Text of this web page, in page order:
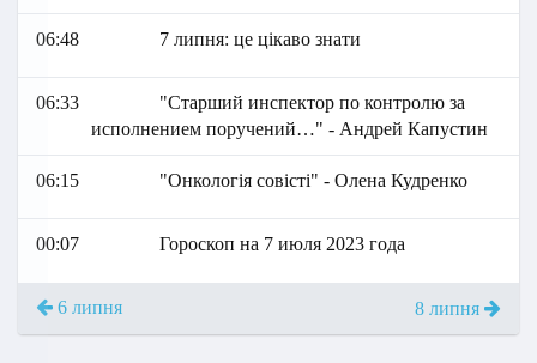
06:48 7 липня: це цікаво знати
06:33
"Старший инспектор по контролю за
исполнением поручений…" - Андрей Капустин
06:15 "Онкологія совісті" - Олена Кудренко
00:07 Гороскоп на 7 июля 2023 года
6 липня 8 липня